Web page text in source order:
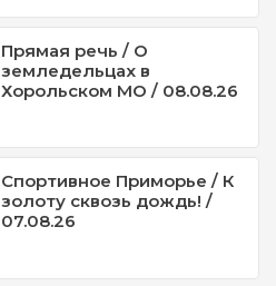
Прямая речь / О
земледельцах в
Хорольском МО / 08.08.26
Спортивное Приморье / К
золоту сквозь дождь! /
07.08.26